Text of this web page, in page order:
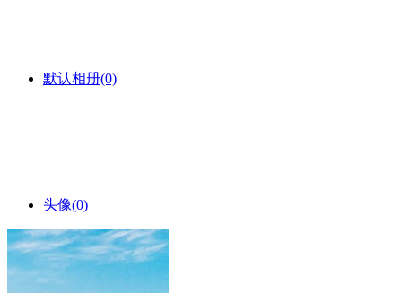
默认相册(0)
头像(0)